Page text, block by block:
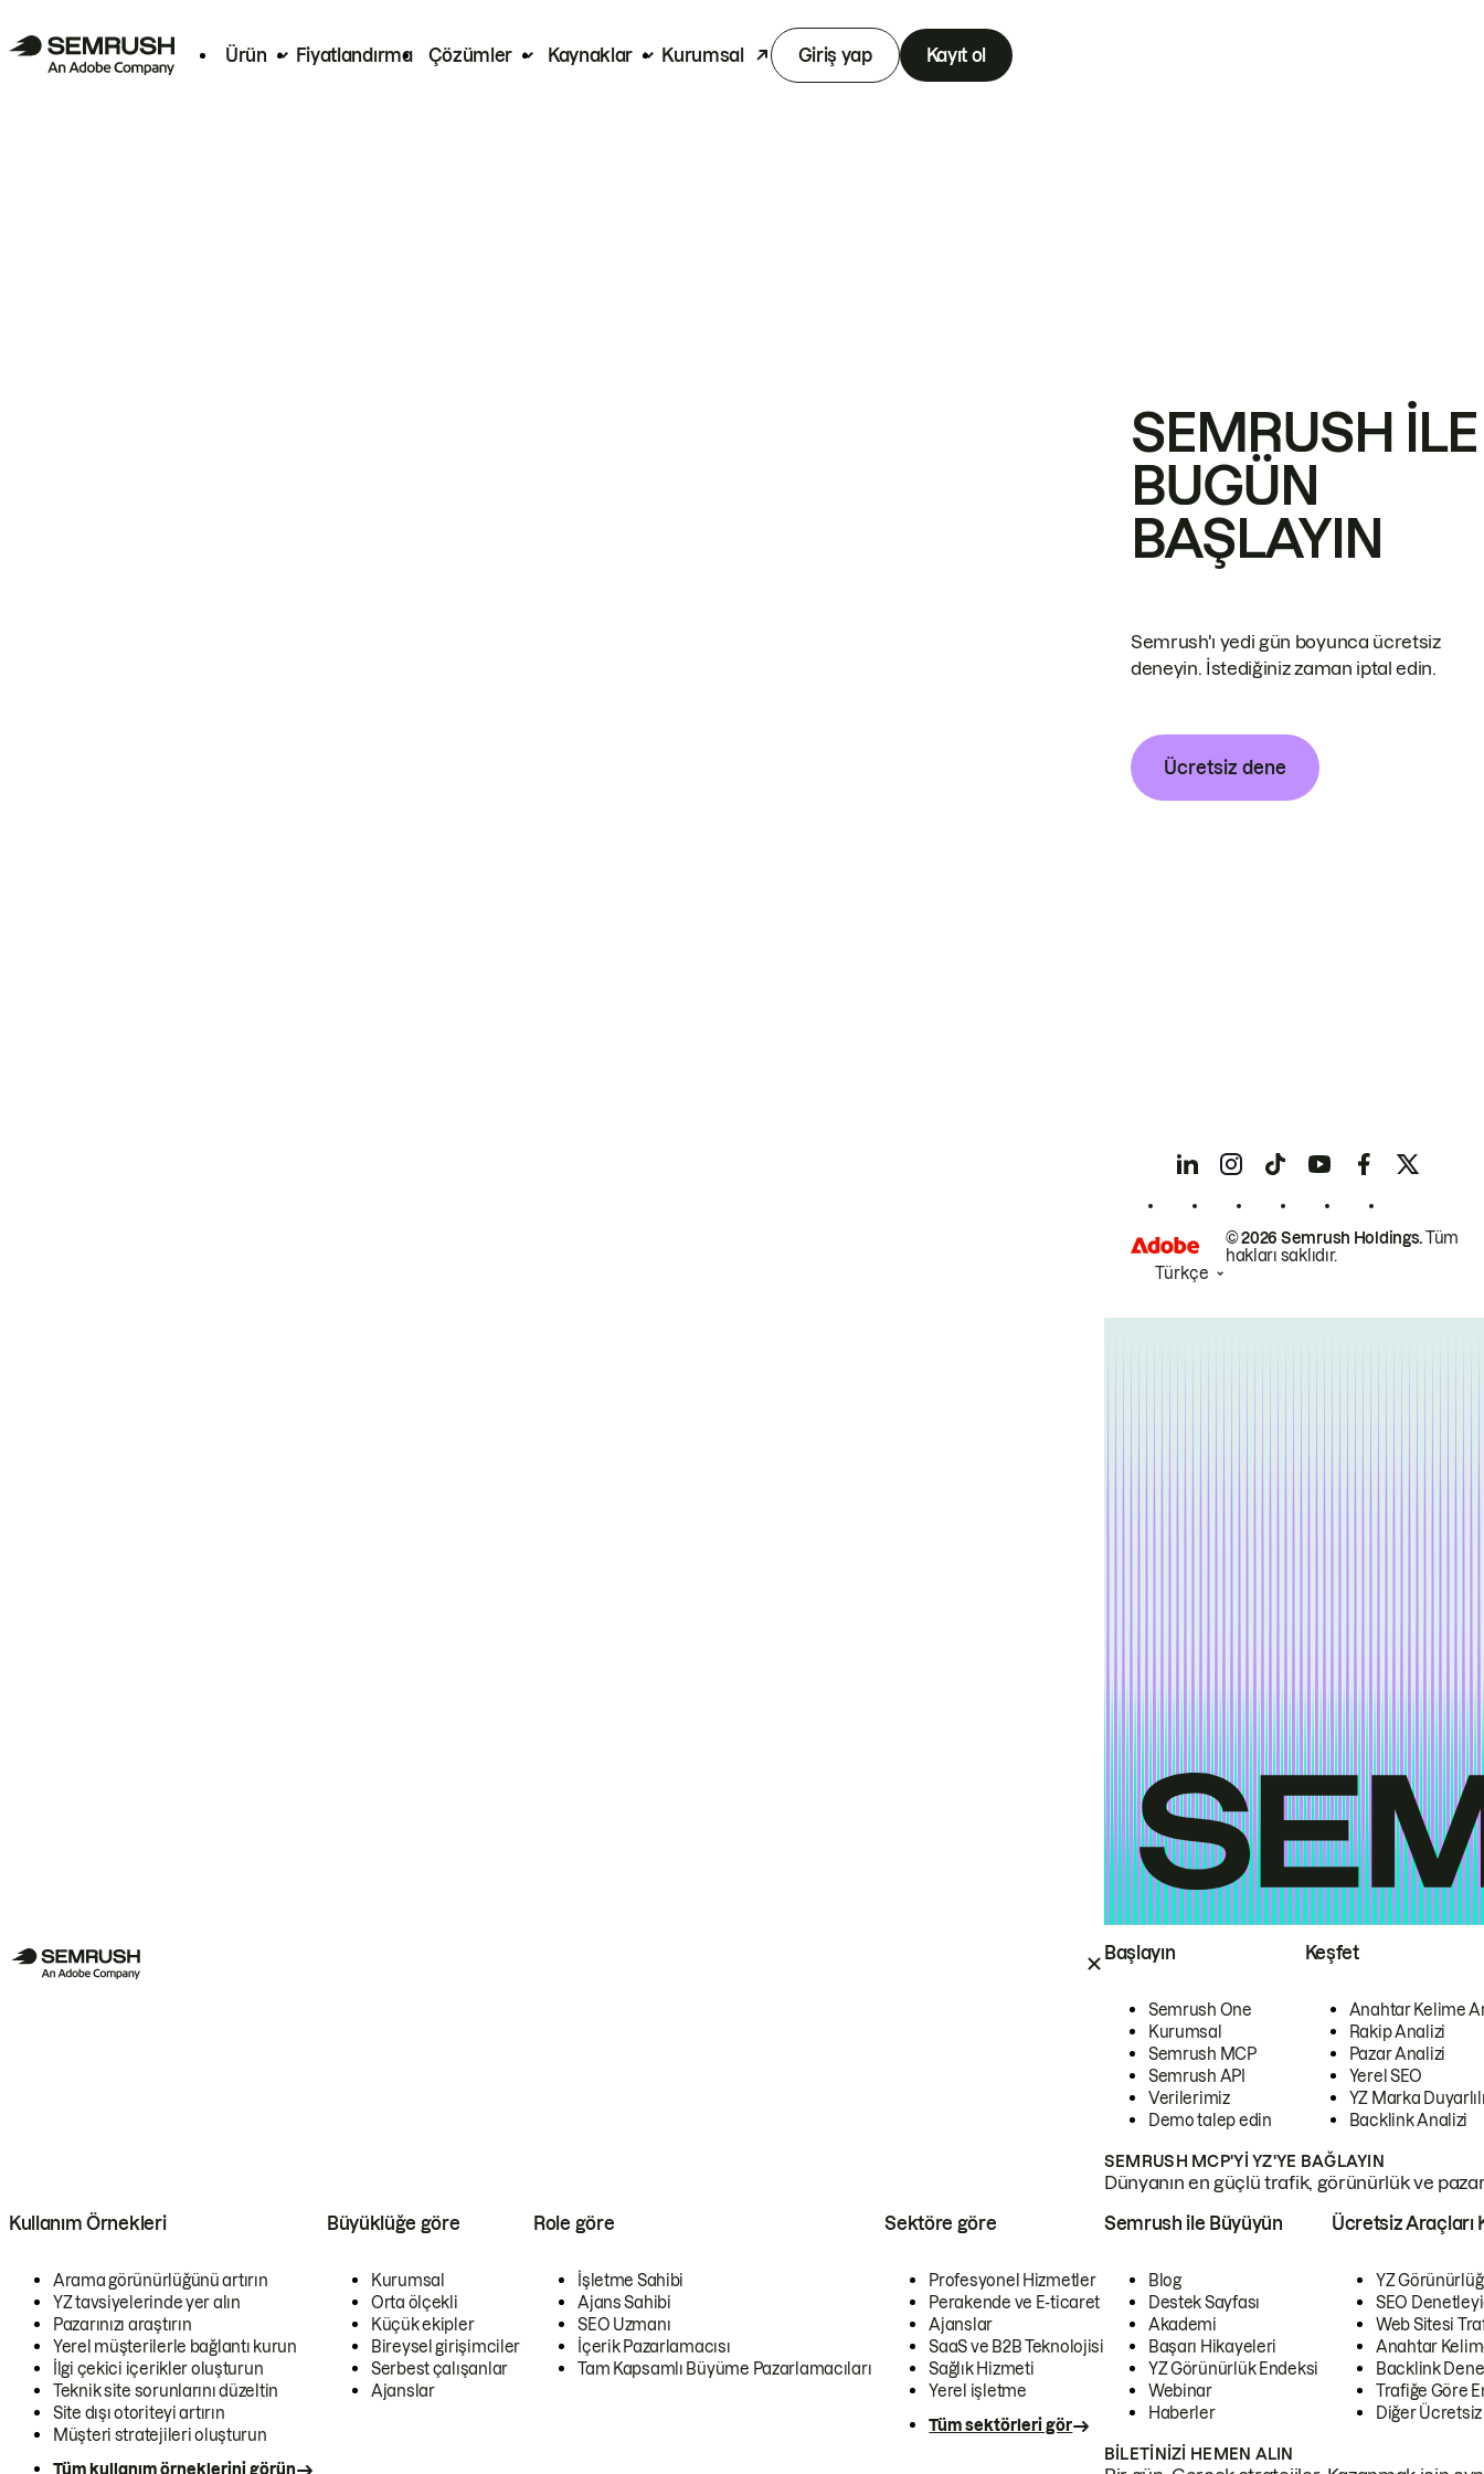
Ürün Fiyatlandırma Çözümler Kaynaklar Kurumsal Giriş yap Kayıt ol
Başlayın
Semrush One
Kurumsal
Semrush MCP
Semrush API
Verilerimiz
Demo talep edin
Keşfet
Anahtar Kelime
Rakip Analizi
Pazar Analizi
Yerel SEO
YZ Marka
Backlink Analizi
SEMRUSH MCP'YI YZ'YE BAĞLAYIN
Dünyanın en güçlü trafik, görünürlük ve
Kullanım Örnekleri
Arama görünürlüğünü artırın
YZ tavsiyelerinde yer alın
Pazarınızı araştırın
Yerel müşterilerle bağlantı kurun
İlgi çekici içerikler oluşturun
Teknik site sorunlarını düzeltin
Site dışı otoriteyi artırın
Müşteri stratejileri oluşturun
Tüm kullanım örneklerini görün
Büyüklüğe göre
Kurumsal
Orta ölçekli
Küçük ekipler
Bireysel girişimciler
Serbest çalışanlar
Ajanslar
Role göre
İşletme Sahibi
Ajans Sahibi
SEO Uzmanı
İçerik Pazarlamacısı
Tam Kapsamlı Büyüme Pazarlamacıları
Sektöre göre
Profesyonel Hizmetler
Perakende ve E-ticaret
Ajanslar
SaaS ve B2B Teknolojisi
Sağlık Hizmeti
Yerel işletme
Tüm sektörleri gör
Semrush ile Büyüyün
Blog
Destek Sayfası
Akademi
Başarı Hikayeleri
YZ Görünürlük Endeksi
Webinar
Haberler
Ücretsiz Araçları
YZ
SEO
Web Sitesi
Anahtar
Backlink
Trafiğe Göre
Diğer
BILETINIZI HEMEN ALIN
SEMRUSH ILE
BUGÜN
BAŞLAYIN
Semrush'ı yedi gün boyunca ücretsiz
deneyin. İstediğiniz zaman iptal edin.
Ücretsiz dene
© 2026 Semrush Holdings.Tüm
hakları saklıdır.
Türkçe